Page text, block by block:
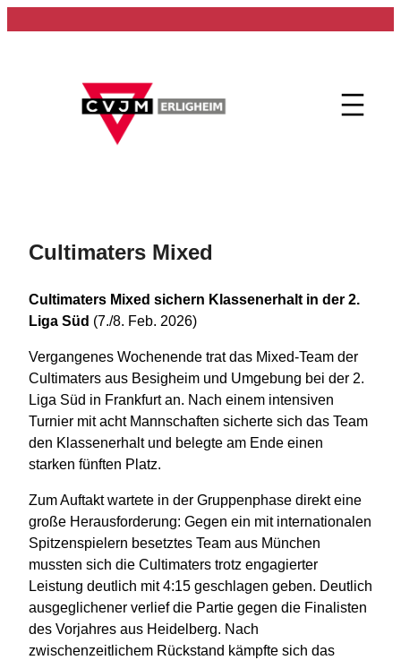
Cultimaters Mixed
Cultimaters Mixed sichern Klassenerhalt in der 2.
Liga Süd (7./8. Feb. 2026)
Vergangenes Wochenende trat das Mixed-Team der
Cultimaters aus Besigheim und Umgebung bei der 2.
Liga Süd in Frankfurt an. Nach einem intensiven
Turnier mit acht Mannschaften sicherte sich das Team
den Klassenerhalt und belegte am Ende einen
starken fünften Platz.
Zum Auftakt wartete in der Gruppenphase direkt eine
große Herausforderung: Gegen ein mit internationalen
Spitzenspielern besetztes Team aus München
mussten sich die Cultimaters trotz engagierter
Leistung deutlich mit 4:15 geschlagen geben. Deutlich
ausgeglichener verlief die Partie gegen die Finalisten
des Vorjahres aus Heidelberg. Nach
zwischenzeitlichem Rückstand kämpfte sich das